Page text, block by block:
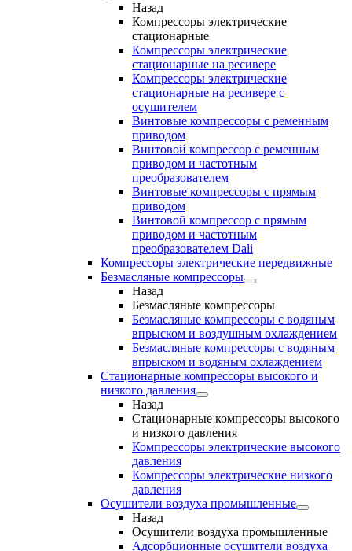
Назад
Компрессоры электрические
стационарные
Компрессоры электрические
стационарные на ресивере
Компрессоры электрические
стационарные на ресивере с
осушителем
Винтовые компрессоры с ременным
приводом
Винтовой компрессор с ременным
приводом и частотным
преобразователем
Винтовые компрессоры с прямым
приводом
Винтовой компрессор с прямым
приводом и частотным
преобразователем Dali
Компрессоры электрические передвижные
Безмасляные компрессоры
Назад
Безмасляные компрессоры
Безмасляные компрессоры с водяным
впрыском и воздушным охлаждением
Безмасляные компрессоры с водяным
впрыском и водяным охлаждением
Стационарные компрессоры высокого и
низкого давления
Назад
Стационарные компрессоры высокого
и низкого давления
Компрессоры электрические высокого
давления
Компрессоры электрические низкого
давления
Осушители воздуха промышленные
Назад
Осушители воздуха промышленные
Адсорбционные осушители воздуха